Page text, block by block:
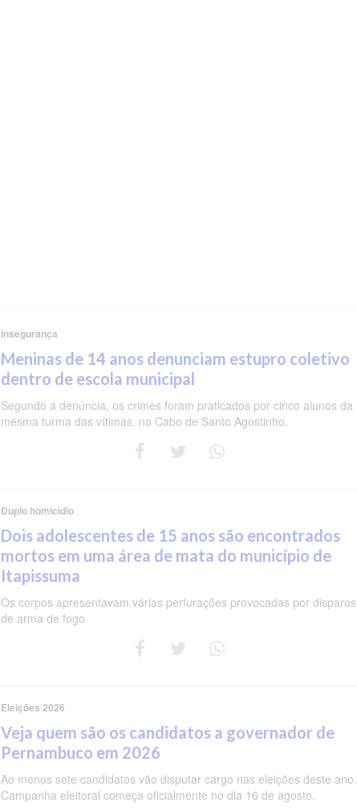
Insegurança
Meninas de 14 anos denunciam estupro coletivo
dentro de escola municipal
Segundo a denúncia, os crimes foram praticados por cinco alunos da
mesma turma das vítimas, no Cabo de Santo Agostinho.
Duplo homicídio
Dois adolescentes de 15 anos são encontrados
mortos em uma área de mata do município de
Itapissuma
Os corpos apresentavam várias perfurações provocadas por disparos
de arma de fogo
Eleições 2026
Veja quem são os candidatos a governador de
Pernambuco em 2026
Ao menos sete candidatos vão disputar cargo nas eleições deste ano.
Campanha eleitoral começa oficialmente no dia 16 de agosto.